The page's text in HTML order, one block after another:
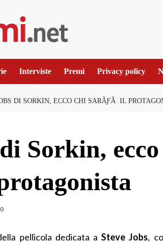
Interviste Premi Privacy policy
DI SORKIN, ECCO CHI SARÃƑÂ IL
Sorkin,
0
pellicola dedicata aSteve Jobs,